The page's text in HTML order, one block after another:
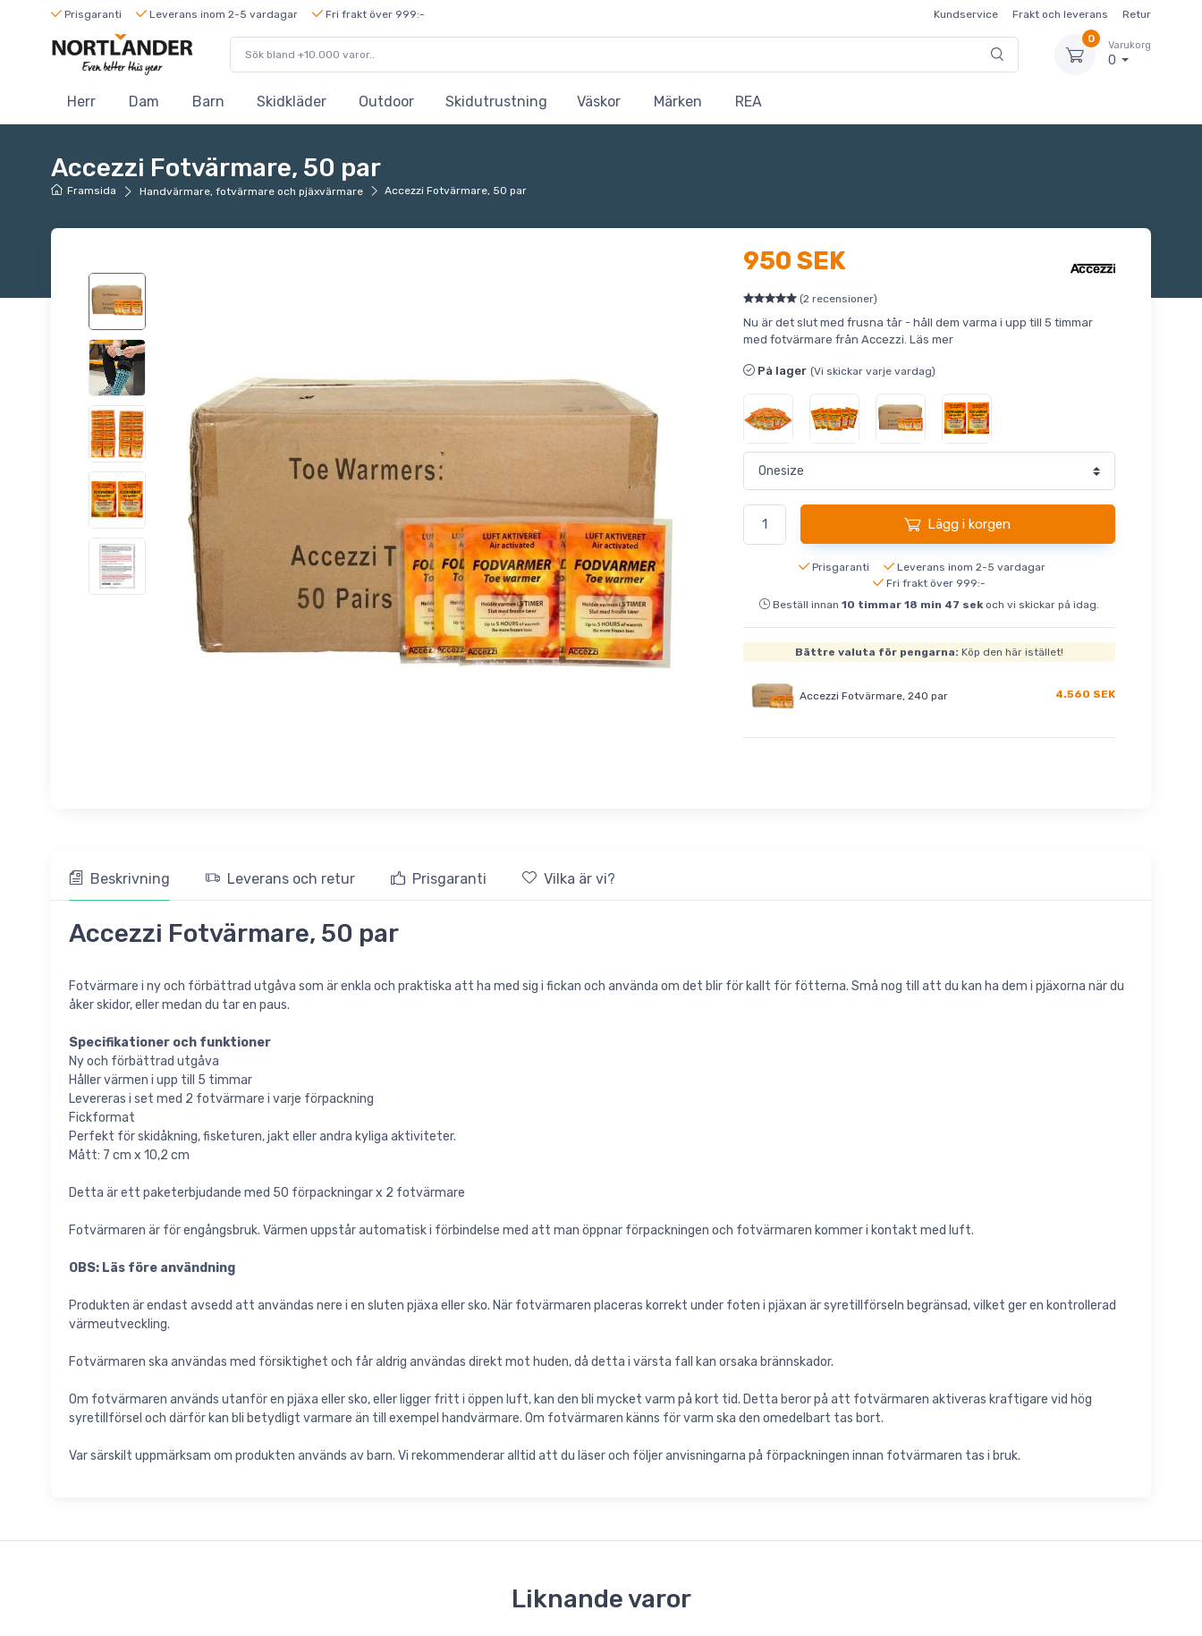
Prisgaranti Leverans inom 2-5 vardagar Fri frakt över 999:- Kundservice Frakt och leverans
Retur
0
Varukorg
0
Herr Dam Barn Skidkläder Outdoor Skidutrustning Väskor Märken REA
Accezzi Fotvärmare, 50 par
Framsida Handvärmare, fotvärmare och pjäxvärmare Accezzi Fotvärmare, 50 par
950 SEK
(2 recensioner)
Nu är det slut med frusna tår - håll dem varma i upp till 5 timmar
med fotvärmare från Accezzi. Läs mer
På lager (Vi skickar varje vardag)
Lägg i korgen
Prisgaranti
Leverans inom 2-5 vardagar
Fri frakt över 999:-
Beställ innan 10 timmar 18 min 46 sek och vi skickar på idag.
Bättre valuta för pengarna: Köp den här istället!
Accezzi Fotvärmare, 240 par 4.560 SEK
Beskrivning Leverans och retur Prisgaranti Vilka är vi?
Accezzi Fotvärmare, 50 par
Fotvärmare i ny och förbättrad utgåva som är enkla och praktiska att ha med sig i fickan och använda om det blir för kallt för fötterna. Små nog till att du kan ha dem i pjäxorna när du
åker skidor, eller medan du tar en paus.
Specifikationer och funktioner
Ny och förbättrad utgåva
Håller värmen i upp till 5 timmar
Levereras i set med 2 fotvärmare i varje förpackning
Fickformat
Perfekt för skidåkning, fisketuren, jakt eller andra kyliga aktiviteter.
Mått: 7 cm x 10,2 cm
Detta är ett paketerbjudande med 50 förpackningar x 2 fotvärmare
Fotvärmaren är för engångsbruk. Värmen uppstår automatisk i förbindelse med att man öppnar förpackningen och fotvärmaren kommer i kontakt med luft.
OBS: Läs före användning
Produkten är endast avsedd att användas nere i en sluten pjäxa eller sko. När fotvärmaren placeras korrekt under foten i pjäxan är syretillförseln begränsad, vilket ger en kontrollerad
värmeutveckling.
Fotvärmaren ska användas med försiktighet och får aldrig användas direkt mot huden, då detta i värsta fall kan orsaka brännskador.
Om fotvärmaren används utanför en pjäxa eller sko, eller ligger fritt i öppen luft, kan den bli mycket varm på kort tid. Detta beror på att fotvärmaren aktiveras kraftigare vid hög
syretillförsel och därför kan bli betydligt varmare än till exempel handvärmare. Om fotvärmaren känns för varm ska den omedelbart tas bort.
Var särskilt uppmärksam om produkten används av barn. Vi rekommenderar alltid att du läser och följer anvisningarna på förpackningen innan fotvärmaren tas i bruk.
Liknande varor